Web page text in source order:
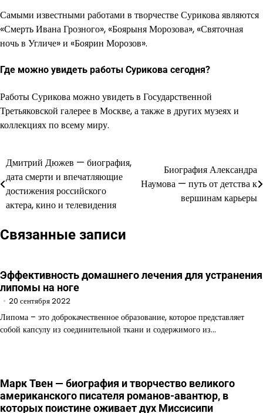
Самыми известными работами в творчестве Сурикова являются
«Смерть Ивана Грозного», «Боярыня Морозова», «Святочная
ночь в Угличе» и «Боярин Морозов».
Где можно увидеть работы Сурикова сегодня?
Работы Сурикова можно увидеть в Государственной
Третьяковской галерее в Москве, а также в других музеях и
коллекциях по всему миру.
Навигация
по
записям
Дмитрий Дюжев — биография,
дата смерти и впечатляющие
достижения российского
актера, кино и телевидения
Биография Александра
Наумова — путь от детства к
вершинам карьеры
Связанные записи
Эффективность домашнего лечения для устранения
липомы на ноге
20 сентября 2022
Липома – это доброкачественное образование, которое представляет
собой капсулу из соединительной ткани и содержимого из…
Марк Твен — биография и творчество великого
американского писателя романов-авантюр, в
которых поистине оживает дух Миссисипи